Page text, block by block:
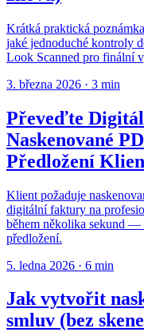
Krátká praktická
jaké jednoduché kontroly
Look Scanned pro finální
3. března 2026 · 3 min
Převeďte
Naskenované
Předložení
Klient požaduje
digitální faktury na
během několika sekund —
předložení.
5. ledna 2026 · 6 min
Jak vytvořit
smluv (bez